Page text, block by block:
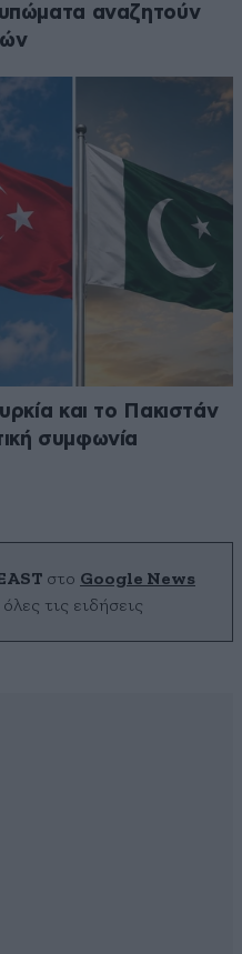
αναζητούν
και το Πακιστάν
συμφωνία
στο Google News
τις ειδήσεις